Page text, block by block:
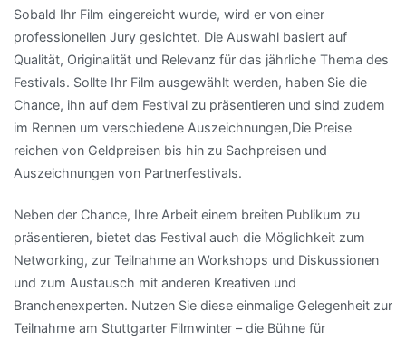
Sobald Ihr Film eingereicht wurde, wird er von einer
professionellen Jury gesichtet. Die Auswahl basiert auf
Qualität, Originalität und Relevanz für das jährliche Thema des
Festivals. Sollte Ihr Film ausgewählt werden, haben Sie die
Chance, ihn auf dem Festival zu präsentieren und sind zudem
im Rennen um verschiedene Auszeichnungen,Die Preise
reichen von Geldpreisen bis hin zu Sachpreisen und
Auszeichnungen von Partnerfestivals.
Neben der Chance, Ihre Arbeit einem breiten Publikum zu
präsentieren, bietet das Festival auch die Möglichkeit zum
Networking, zur Teilnahme an Workshops und Diskussionen
und zum Austausch mit anderen Kreativen und
Branchenexperten. Nutzen Sie diese einmalige Gelegenheit zur
Teilnahme am Stuttgarter Filmwinter – die Bühne für